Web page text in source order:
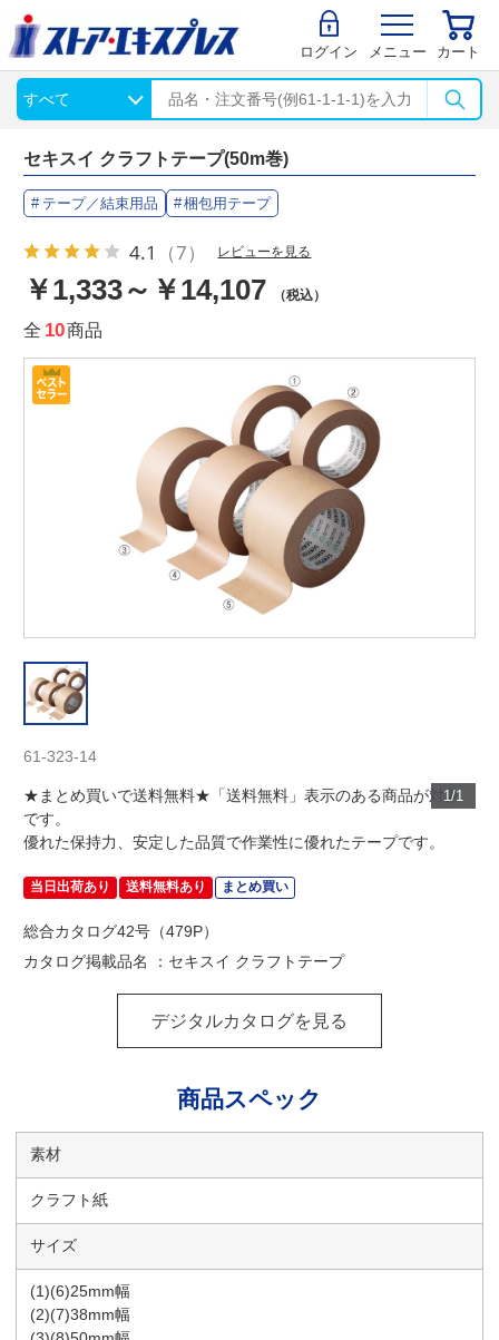
ログイン メニュー カート
セキスイ クラフトテープ(50m巻)
テープ／結束用品 梱包用テープ
4.1 （7） レビューを見る
￥1,333～￥14,107 （税込）
全 10商品
1/1
61-323-14
★まとめ買いで送料無料★「送料無料」表示のある商品が対象
です。
優れた保持力、安定した品質で作業性に優れたテープです。
当日出荷あり 送料無料あり まとめ買い
総合カタログ42号（479P）
カタログ掲載品名 ：セキスイ クラフトテープ
デジタルカタログを見る
商品スペック
素材
クラフト紙
サイズ
(1)(6)25mm幅
(2)(7)38mm幅